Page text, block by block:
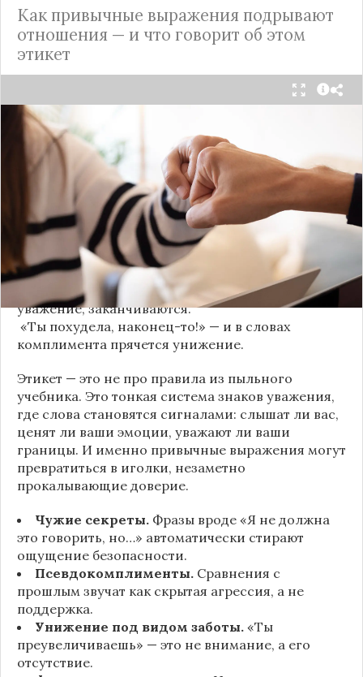
Как привычные выражения подрывают
отношения — и что говорит об этом
этикет
Мы часто думаем, что доверие рушится из-за
серьёзных предательств. Но на самом деле оно
трещит по швам гораздо раньше — в момент,
когда в разговоре звучит невинная на первый
взгляд фраза. Подробнее об этом рассказывает
«Этикет и психология общения» на Дзене.
«Да я никому не расскажу, правда». И через пару
дней вашу историю пересказывает другой
человек.
«Хватит ныть» — и разговор, а вместе с ним
уважение, заканчиваются.
«Ты похудела, наконец-то!» — и в словах
комплимента прячется унижение.
Этикет — это не про правила из пыльного
учебника. Это тонкая система знаков уважения,
где слова становятся сигналами: слышат ли вас,
ценят ли ваши эмоции, уважают ли ваши
границы. И именно привычные выражения могут
превратиться в иголки, незаметно
прокалывающие доверие.
Чужие секреты. Фразы вроде «Я не должна
это говорить, но…» автоматически стирают
ощущение безопасности.
Псевдокомплименты. Сравнения с
прошлым звучат как скрытая агрессия, а не
поддержка.
Унижение под видом заботы. «Ты
преувеличиваешь» — это не внимание, а его
отсутствие.